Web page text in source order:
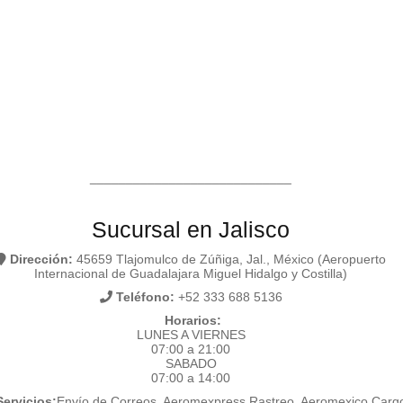
Sucursal en Jalisco
Dirección: 45659 Tlajomulco de Zúñiga, Jal., México (Aeropuerto
Internacional de Guadalajara Miguel Hidalgo y Costilla)
Teléfono: +52 333 688 5136
Horarios:
LUNES A VIERNES
07:00 a 21:00
SABADO
07:00 a 14:00